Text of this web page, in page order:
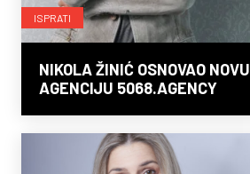
ISPRATI
NIKOLA ŽINIĆ OSNOVAO NOVU
AGENCIJU 5068.AGENCY